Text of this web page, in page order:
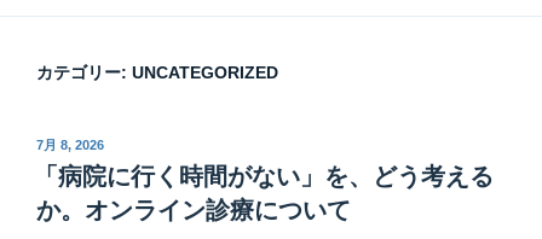
カテゴリー: UNCATEGORIZED
投
7月 8, 2026
「病院に行く時間がない」を、どう考える
か。オンライン診療について